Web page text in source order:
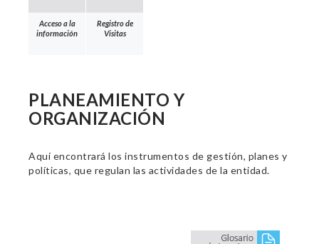
Acceso a la
información
Registro de
Visitas
PLANEAMIENTO Y
ORGANIZACIÓN
Aquí encontrará los instrumentos de gestión, planes y
políticas, que regulan las actividades de la entidad.